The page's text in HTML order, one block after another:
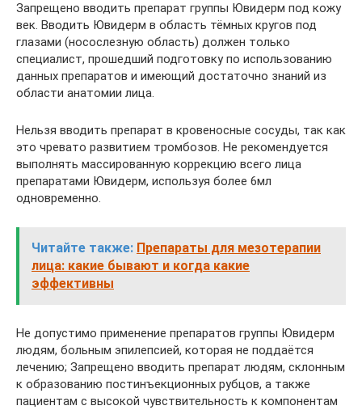
Запрещено вводить препарат группы Ювидерм под кожу
век. Вводить Ювидерм в область тёмных кругов под
глазами (носослезную область) должен только
специалист, прошедший подготовку по использованию
данных препаратов и имеющий достаточно знаний из
области анатомии лица.
Нельзя вводить препарат в кровеносные сосуды, так как
это чревато развитием тромбозов. Не рекомендуется
выполнять массированную коррекцию всего лица
препаратами Ювидерм, используя более 6мл
одновременно.
Читайте также: Препараты для мезотерапии
лица: какие бывают и когда какие
эффективны
Не допустимо применение препаратов группы Ювидерм
людям, больным эпилепсией, которая не поддаётся
лечению; Запрещено вводить препарат людям, склонным
к образованию постинъекционных рубцов, а также
пациентам с высокой чувствительность к компонентам